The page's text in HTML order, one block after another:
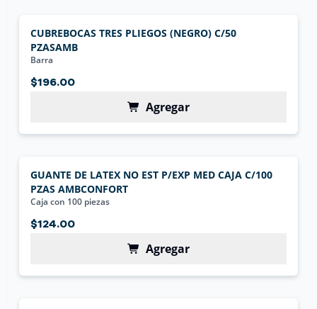
CUBREBOCAS TRES PLIEGOS (NEGRO) C/50
PZASAMB
Barra
$196.00
Agregar
GUANTE DE LATEX NO EST P/EXP MED CAJA C/100
PZAS AMBCONFORT
Caja con 100 piezas
$124.00
Agregar